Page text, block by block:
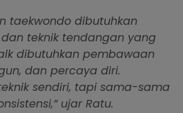
taekwondo dibutuhkan
teknik tendangan yang
dibutuhkan pembawaan
dan percaya diri.
sendiri, tapi sama-sama
ujar Ratu.